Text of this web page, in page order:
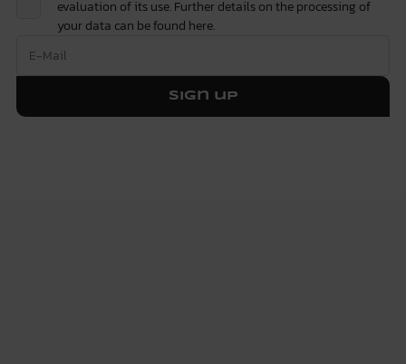
evaluation of its use. Further details on the processing of
your data can be found here.
Sign up